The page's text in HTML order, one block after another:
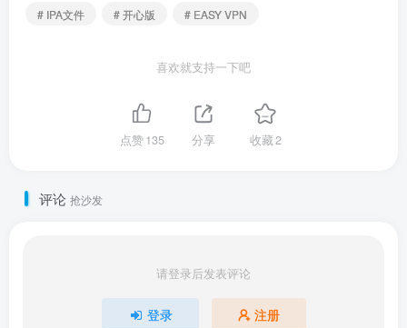
# IPA文件
# 开心版 # EASY VPN
喜欢就支持一下吧
点赞135 分享 收藏2
评论 抢沙发
请登录后发表评论
登录 注册